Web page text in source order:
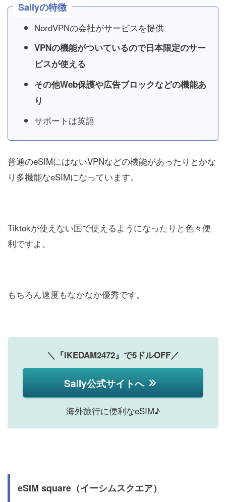
Sailyの特徴
NordVPNの会社がサービスを提供
VPNの機能がついているので日本限定のサー
ビスが使える
その他Web保護や広告ブロックなどの機能あ
り
サポートは英語
普通のeSIMにはないVPNなどの機能があったりとかな
り多機能なeSIMになっています。
Tiktokが使えない国で使えるようになったりと色々便
利ですよ。
もちろん速度もなかなか優秀です。
＼『IKEDAM2472』で5ドルOFF／
Saily公式サイトへ
海外旅行に便利なeSIM♪
eSIM square（イーシムスクエア）